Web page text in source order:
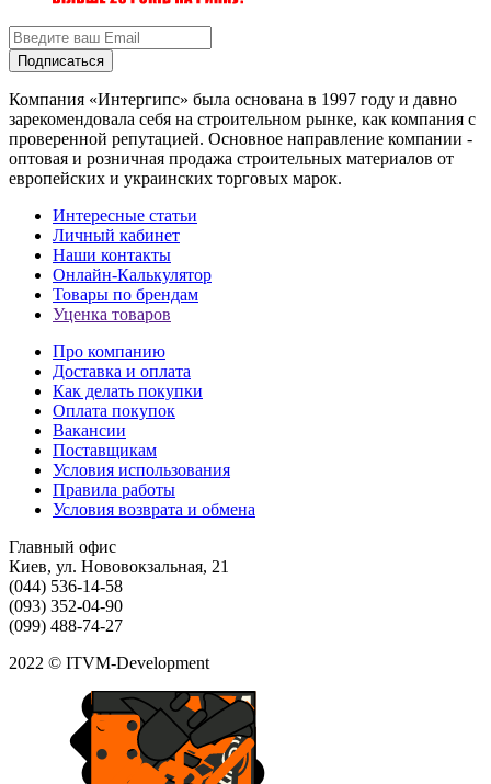
Подписаться
Компания «Интергипс» была основана в 1997 году и давно
зарекомендовала себя на строительном рынке, как компания с
проверенной репутацией. Основное направление компании -
оптовая и розничная продажа строительных материалов от
европейских и украинских торговых марок.
Интересные статьи
Личный кабинет
Наши контакты
Онлайн-Калькулятор
Товары по брендам
Уценка товаров
Про компанию
Доставка и оплата
Как делать покупки
Оплата покупок
Вакансии
Поставщикам
Условия использования
Правила работы
Условия возврата и обмена
Главный офис
Киев, ул. Нововокзальная, 21
(044) 536-14-58
(093) 352-04-90
(099) 488-74-27
2022 © ITVM-Development